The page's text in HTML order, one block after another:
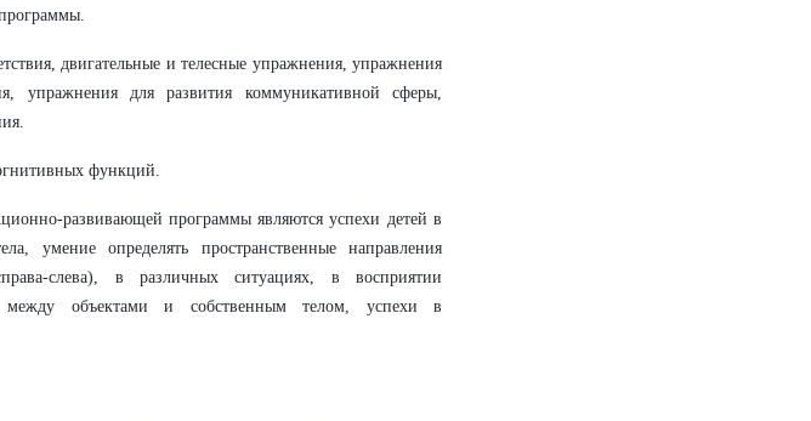
двигательные и телесные упражнения, упражнения
упражнения для развития коммуникативной сферы,
функций.
развивающей программы являются успехи детей в
умение определять пространственные направления
слева), в различных ситуациях, в восприятии
между объектами и собственным телом, успехи в